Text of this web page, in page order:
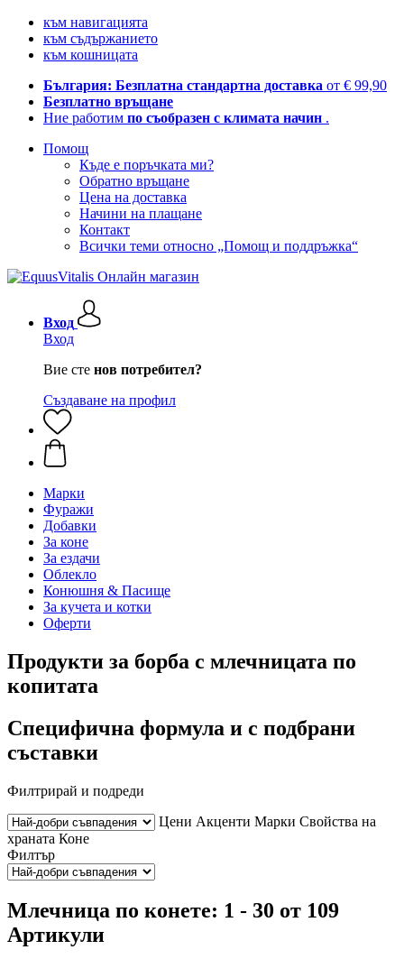
към навигацията
към съдържанието
към кошницата
България: Безплатна стандартна доставка от € 99,90
Безплатно връщане
Ние работим по съобразен с климата начин .
Помощ
Къде е поръчката ми?
Обратно връщане
Цена на доставка
Начини на плащане
Контакт
Всички теми относно „Помощ и поддръжка“
Вход
Вход
Вие сте нов потребител?
Създаване на профил
Марки
Фуражи
Добавки
За коне
За ездачи
Облекло
Конюшня & Пасище
За кучета и котки
Оферти
Продукти за борба с млечницата по
копитата
Специфична формула и с подбрани
съставки
Филтрирай и подреди
Цени Акценти Марки Свойства на
храната Коне
Филтър
Млечница по конете: 1 - 30 от 109
Артикули